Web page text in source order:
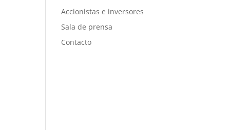
Accionistas e inversores
Sala de prensa
Contacto